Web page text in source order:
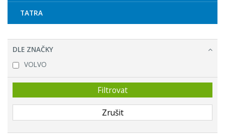
TATRA
DLE ZNAČKY
VOLVO